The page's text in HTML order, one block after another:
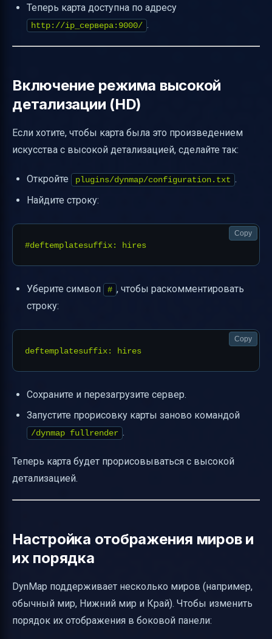
Теперь карта доступна по адресу
http://ip_сервера:9000/ .
Включение режима высокой
детализации (HD)
Если хотите, чтобы карта была это произведением
искусства с высокой детализацией, сделайте так:
Откройте plugins/dynmap/configuration.txt .
Найдите строку:
Copy
Уберите символ # , чтобы раскомментировать
строку:
Copy
Сохраните и перезагрузите сервер.
Запустите прорисовку карты заново командой
/dynmap fullrender .
Теперь карта будет прорисовываться с высокой
детализацией.
Настройка отображения миров и
их порядка
DynMap поддерживает несколько миров (например,
обычный мир, Нижний мир и Край). Чтобы изменить
порядок их отображения в боковой панели: